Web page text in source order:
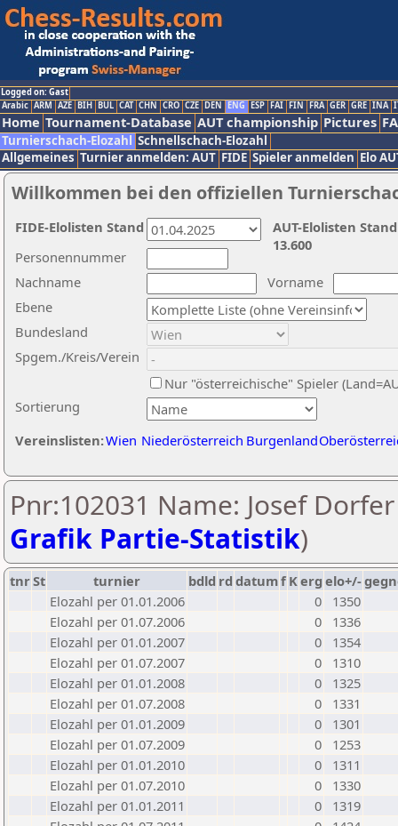
Logged on: Gast
Arabic ARM AZE BIH BUL CAT CHN CRO CZE DEN ENG ESP FAI FIN FRA GER GRE INA
Home Tournament-Database AUT championship Pictures
Turnierschach-Elozahl Schnellschach-Elozahl
Allgemeines Turnier anmelden: AUT FIDE Spieler anmelden Elo
Willkommen bei den offiziellen
Nachname
Vorname
Ebene
Sortierung
Personennummer
Bundesland
Spgem./Kreis/Verein
Nur "österreichische" Spieler
Vereinslisten:Wien Niederösterreich Burgenland
AUT-Elolisten
13.600
FIDE-Elolisten Stand
Pnr:102031 Name: Josef
Grafik Partie-Statistik)
tnrSt turnier bdld rd datumf Kerg elo+/-
Elozahl per 01.01.2006
0
1350
Elozahl per 01.07.2006
0
1336
Elozahl per 01.01.2007
0
1354
Elozahl per 01.07.2007
0
1310
Elozahl per 01.01.2008
0
1325
Elozahl per 01.07.2008
0
1331
Elozahl per 01.01.2009
0
1301
Elozahl per 01.07.2009
0
1253
Elozahl per 01.01.2010
0
1311
Elozahl per 01.07.2010
0
1330
Elozahl per 01.01.2011
0
1319